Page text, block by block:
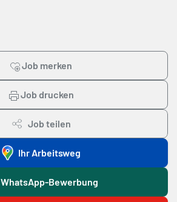
Job merken
Job drucken
Job teilen
Ihr Arbeitsweg
WhatsApp-Bewerbung